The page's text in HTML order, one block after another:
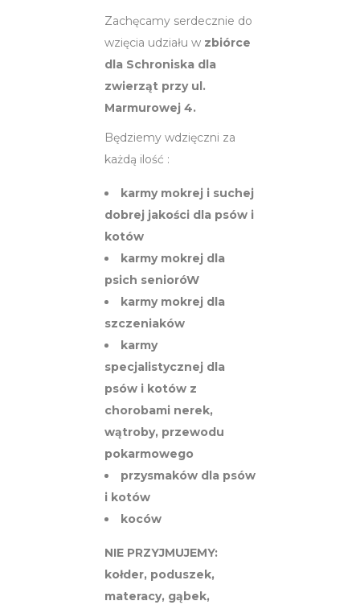
Zachęcamy serdecznie do
wzięcia udziału w zbiórce
dla Schroniska dla
zwierząt przy ul.
Marmurowej 4.
Będziemy wdzięczni za
każdą ilość :
karmy mokrej i suchej
dobrej jakości dla psów i
kotów
karmy mokrej dla
psich senioróW
karmy mokrej dla
szczeniaków
karmy
specjalistycznej dla
psów i kotów z
chorobami nerek,
wątroby, przewodu
pokarmowego
przysmaków dla psów
i kotów
koców
NIE PRZYJMUJEMY:
kołder, poduszek,
materacy, gąbek,